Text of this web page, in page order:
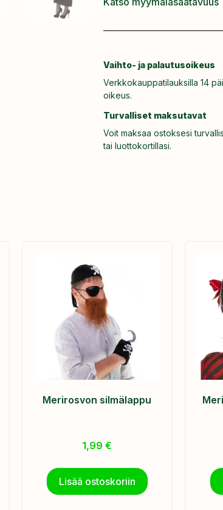
Vaihto- ja palautusoikeus
Verkkokauppatilauksilla 14
oikeus.
Turvalliset maksutavat
Voit maksaa ostoksesi
tai luottokortillasi.
Merirosvon silmälappu
1,99€
Lisää ostoskoriin